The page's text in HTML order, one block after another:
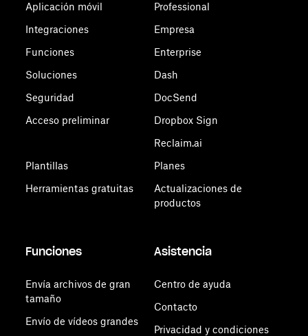
Aplicación móvil
Integraciones
Funciones
Soluciones
Seguridad
Acceso preliminar
Plantillas
Herramientas gratuitas
Professional
Empresa
Enterprise
Dash
DocSend
Dropbox Sign
Reclaim.ai
Planes
Actualizaciones de
productos
Funciones
Envía archivos de gran
tamaño
Envío de vídeos grandes
Asistencia
Centro de ayuda
Contacto
Privacidad y condiciones